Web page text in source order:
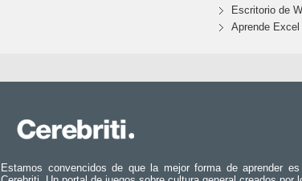
Escritorio de
Aprende Excel
Estamos convencidos de que la mejor forma de aprender